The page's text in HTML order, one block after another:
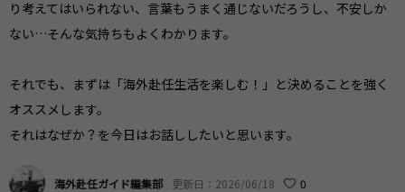
り考えてはいられない、言葉もうまく通じないだろうし、不安しか
ない…そんな気持ちもよくわかります。
それでも、まずは「海外赴任生活を楽しむ！」と決めることを強く
オススメします。
それはなぜか？を今日はお話ししたいと思います。
海外赴任ガイド編集部 更新日：2026/06/18 0